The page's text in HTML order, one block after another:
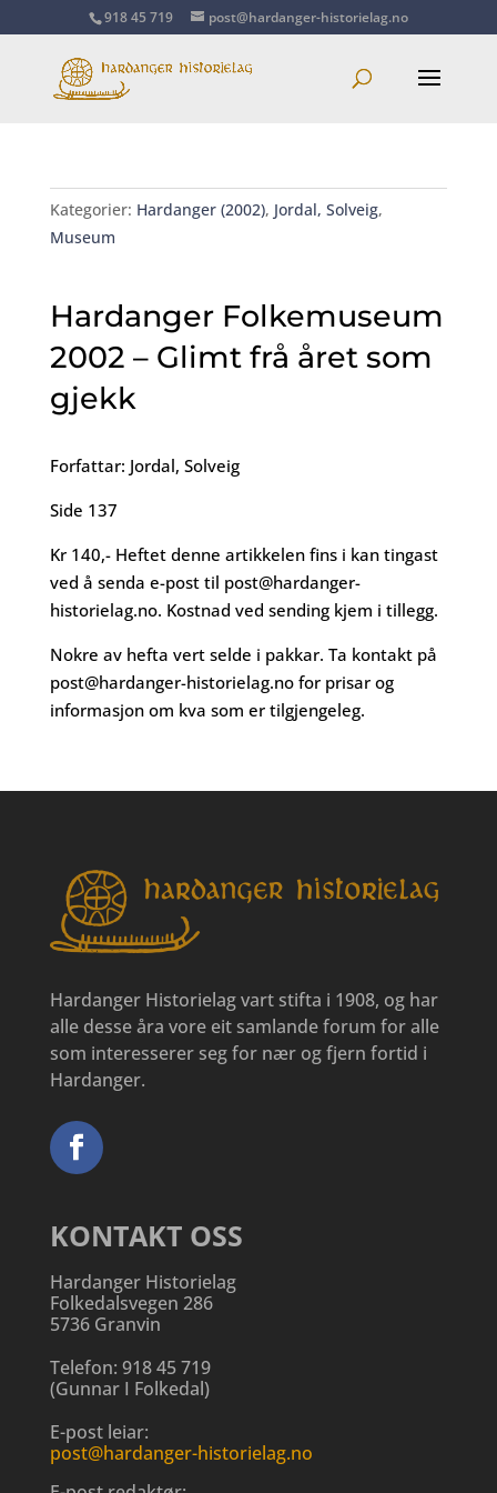
918 45 719 post@hardanger-historielag.no
Kategorier: Hardanger (2002), Jordal, Solveig,
Museum
Hardanger Folkemuseum
2002 – Glimt frå året som
gjekk
Forfattar: Jordal, Solveig
Side 137
Kr 140,- Heftet denne artikkelen fins i kan tingast
ved å senda e-post til post@hardanger-
historielag.no. Kostnad ved sending kjem i tillegg.
Nokre av hefta vert selde i pakkar. Ta kontakt på
post@hardanger-historielag.nofor prisar og
informasjon om kva som er tilgjengeleg.
Hardanger Historielag vart stifta i 1908, og har
alle desse åra vore eit samlande forum for alle
som interesserer seg for nær og fjern fortid i
Hardanger.
KONTAKT OSS
Hardanger Historielag
Folkedalsvegen 286
5736 Granvin
Telefon: 918 45 719
(Gunnar I Folkedal)
E-post leiar:
post@hardanger-historielag.no